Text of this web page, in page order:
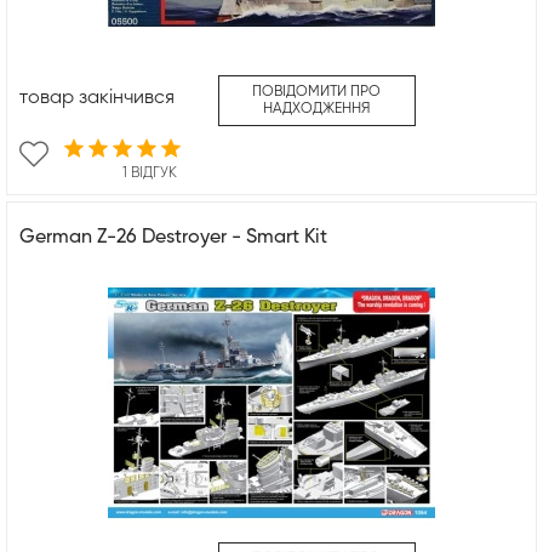
1 ВІДГУК
товар закінчився
ПОВІДОМИТИ ПРО
НАДХОДЖЕННЯ
German Z-26 Destroyer - Smart Kit